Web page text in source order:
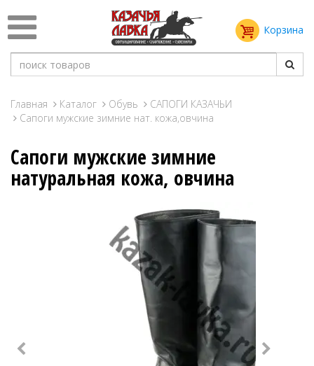
Корзина
Главная Каталог Обувь
САПОГИ КАЗАЧЬИ
Сапоги мужские зимние нат. кожа,овчина
Сапоги мужские зимние
натуральная кожа, овчина